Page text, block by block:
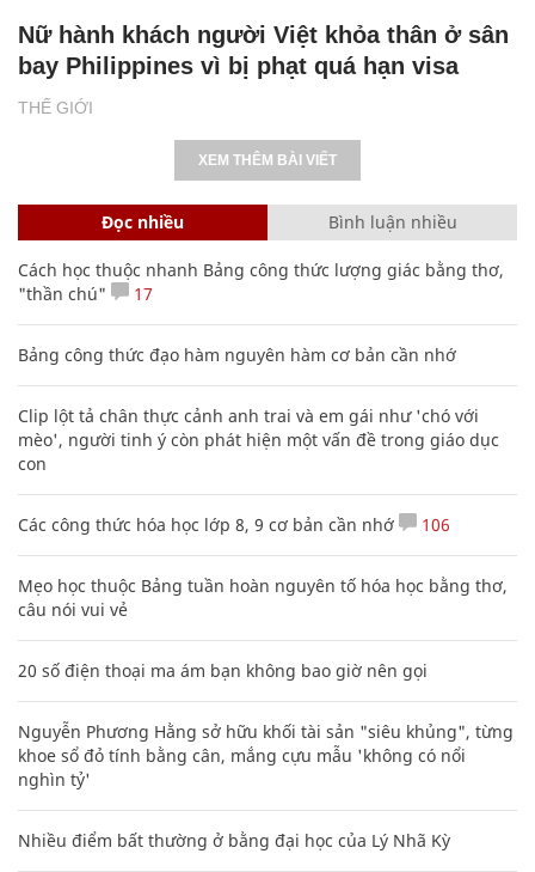
THẾ GIỚI
Nữ hành khách người Việt khỏa thân ở sân
bay Philippines vì bị phạt quá hạn visa
XEM THÊM BÀI VIẾT
Đọc nhiều Bình luận nhiều
Cách học thuộc nhanh Bảng công thức lượng giác bằng thơ,
"thần chú"
17
Bảng công thức đạo hàm nguyên hàm cơ bản cần nhớ
Clip lột tả chân thực cảnh anh trai và em gái như 'chó với
mèo', người tinh ý còn phát hiện một vấn đề trong giáo dục
con
Các công thức hóa học lớp 8, 9 cơ bản cần nhớ 106
Mẹo học thuộc Bảng tuần hoàn nguyên tố hóa học bằng thơ,
câu nói vui vẻ
20 số điện thoại ma ám bạn không bao giờ nên gọi
Nguyễn Phương Hằng sở hữu khối tài sản "siêu khủng", từng
khoe sổ đỏ tính bằng cân, mắng cựu mẫu 'không có nổi
nghìn tỷ'
Nhiều điểm bất thường ở bằng đại học của Lý Nhã Kỳ